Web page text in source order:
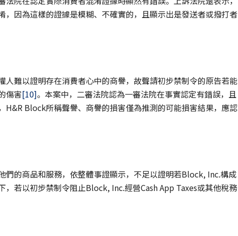
因為這樣的證據是模糊、不確實的，且顯示出是發送者或撥打者
難以證明存在消費者心中的商譽，故聲請初步禁制令的原告若能
傷害[10]。本案中，二審法院認為一審法院在事實認定有錯誤，且
Block所稱聲譽、商譽的損害僅為推測的可能損害結果，應認
們的商品和服務，依整體事證顯示，不足以證明若Block, Inc.構成
若以初步禁制令阻止Block, Inc.經營Cash App Taxes或其他稅務